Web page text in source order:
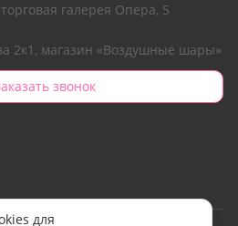
галерея Опера, 5
2к1, магазин «Воздушные шары»
звонок
для